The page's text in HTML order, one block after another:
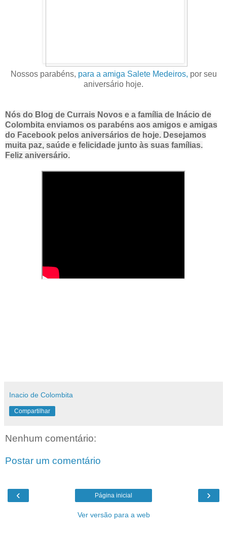
Nossos parabéns, para a amiga Salete Medeiros, por seu
aniversário hoje.
Nós do Blog de Currais Novos e a família de Inácio de
Colombita enviamos os parabéns aos amigos e amigas
do Facebook pelos aniversários de hoje. Desejamos
muita paz, saúde e felicidade junto às suas famílias.
Feliz aniversário.
Inacio de Colombita
Compartilhar
Nenhum comentário:
Postar um comentário
‹ ›
Página inicial
Ver versão para a web